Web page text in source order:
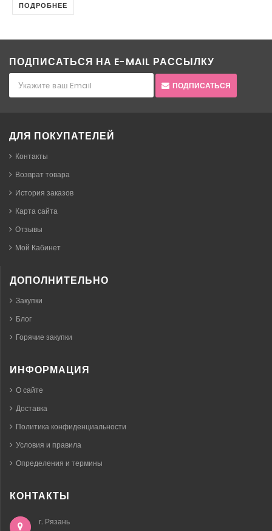
ПОДРОБНЕЕ
ПОДПИСАТЬСЯ НА E-MAIL РАССЫЛКУ
ПОДПИСАТЬСЯ
ДЛЯ ПОКУПАТЕЛЕЙ
Контакты
Возврат товара
История заказов
Карта сайта
Отзывы
Мой Кабинет
ДОПОЛНИТЕЛЬНО
Закупки
Блог
Горячие закупки
ИНФОРМАЦИЯ
О сайте
Доставка
Политика конфиденциальности
Условия и правила
Определения и термины
КОНТАКТЫ
г. Рязань